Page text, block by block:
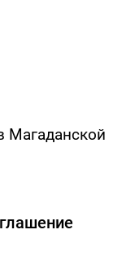
Магаданской